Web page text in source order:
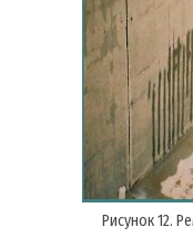
Рисунок 12.